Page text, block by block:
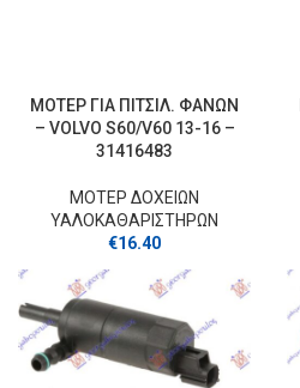
ΜΟΤΕΡ ΓΙΑ ΠΙΤΣΙΛ. ΦΑΝΩΝ
– VOLVO S60/V60 13-16 –
31416483
ΜΟΤΕΡ ΔΟΧΕΙΩΝ
ΥΑΛΟΚΑΘΑΡΙΣΤΗΡΩΝ
€16.40